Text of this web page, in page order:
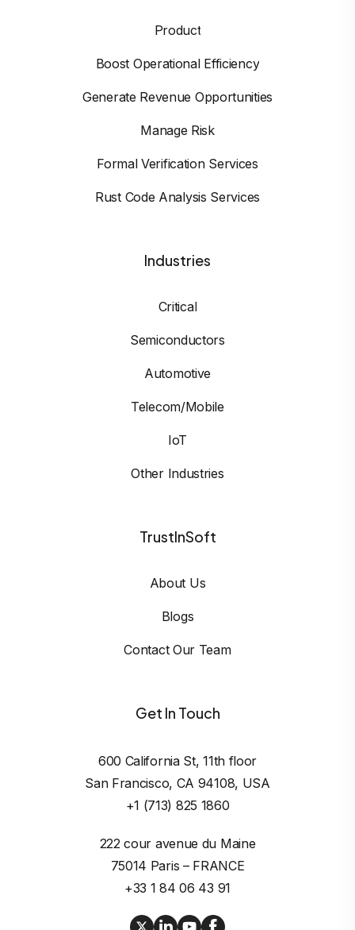
Product
Boost Operational Efficiency
Generate Revenue Opportunities
Manage Risk
Formal Verification Services
Rust Code Analysis Services
Industries
Critical
Semiconductors
Automotive
Telecom/Mobile
IoT
Other Industries
TrustInSoft
About Us
Blogs
Contact Our Team
Get In Touch
600 California St, 11th floor
San Francisco, CA 94108, USA
+1 (713) 825 1860
222 cour avenue du Maine
75014 Paris – FRANCE
+33 1 84 06 43 91